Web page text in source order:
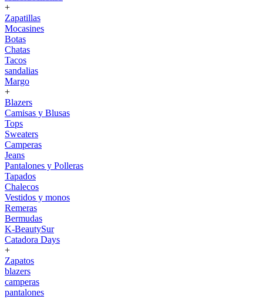
+
Zapatillas
Mocasines
Botas
Chatas
Tacos
sandalias
Margo
+
Blazers
Camisas y Blusas
Tops
Sweaters
Camperas
Jeans
Pantalones y Polleras
Tapados
Chalecos
Vestidos y monos
Remeras
Bermudas
K-BeautySur
Catadora Days
+
Zapatos
blazers
camperas
pantalones